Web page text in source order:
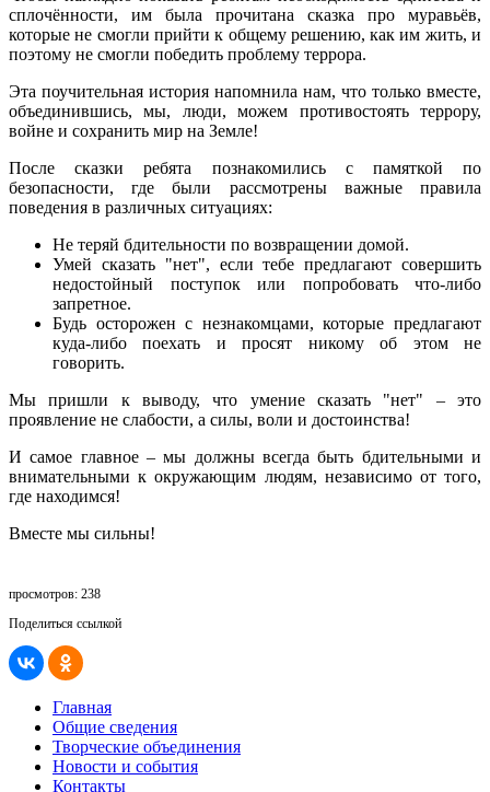
сплочённости, им была прочитана сказка про муравьёв,
которые не смогли прийти к общему решению, как им жить, и
поэтому не смогли победить проблему террора.
Эта поучительная история напомнила нам, что только вместе,
объединившись, мы, люди, можем противостоять террору,
войне и сохранить мир на Земле!
После сказки ребята познакомились с памяткой по
безопасности, где были рассмотрены важные правила
поведения в различных ситуациях:
Не теряй бдительности по возвращении домой.
Умей сказать "нет", если тебе предлагают совершить
недостойный поступок или попробовать что-либо
запретное.
Будь осторожен с незнакомцами, которые предлагают
куда-либо поехать и просят никому об этом не
говорить.
Мы пришли к выводу, что умение сказать "нет" – это
проявление не слабости, а силы, воли и достоинства!
И самое главное – мы должны всегда быть бдительными и
внимательными к окружающим людям, независимо от того,
где находимся!
Вместе мы сильны!
просмотров: 238
Поделиться ссылкой
Главная
Общие сведения
Творческие объединения
Новости и события
Контакты